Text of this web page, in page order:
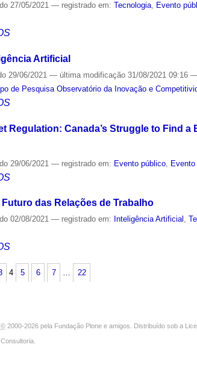
27/05/2021— registrado em:Tecnologia, Evento
Artificial
29/06/2021— última modificação 31/08/2021 09:16—
de Pesquisa Observatório da Inovação e
Regulation: Canada’s Struggle to Find
29/06/2021— registrado em: Evento público
das Relações de Trabalho
02/08/2021— registrado em: Inteligência Artificial ,
4 5 6 7 22
© 2000-2026 pela Fundação Plone e amigos. Distribuído sob a